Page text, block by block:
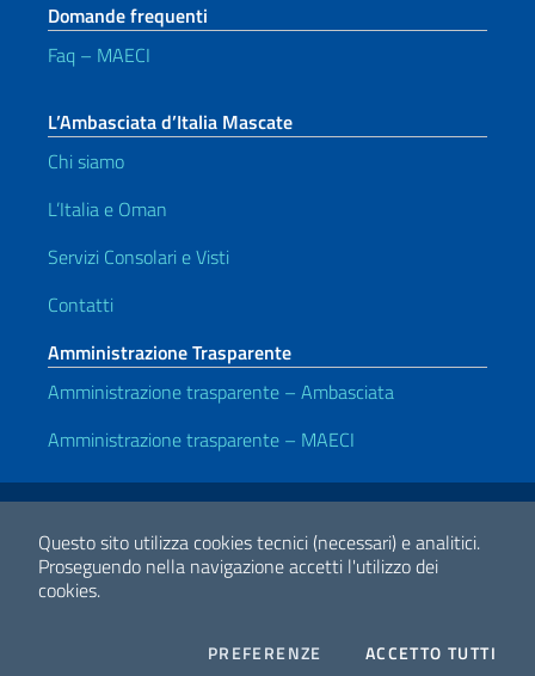
Questo sito utilizza cookies tecnici (necessari) e analitici.
Proseguendo nella navigazione accetti l'utilizzo dei
cookies.
PREFERENZE COOKIESACCETTO TUTTI
Domande frequenti
Faq – MAECI
L’Ambasciata d’Italia Mascate
Chi siamo
L’Italia e Oman
Servizi Consolari e Visti
Contatti
Amministrazione Trasparente
Amministrazione trasparente – Ambasciata
Amministrazione trasparente – MAECI
Link Utili